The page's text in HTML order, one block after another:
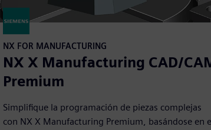
NX FOR MANUFACTURING
NX X Manufacturing CAD/
Premium
Simplifique la programación de piezas complejas
con NX X Manufacturing Premium, basándose en